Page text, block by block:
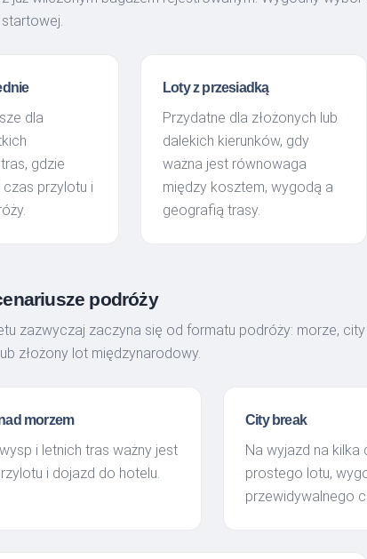
dla
gdzie
przylotu i
Loty z przesiadką
Przydatne dla złożonych lub
dalekich kierunków, gdy
ważna jest równowaga
między kosztem, wygodą a
geografią trasy.
podróży
zazwyczaj zaczyna się od formatu podróży: morze,
złożony lot międzynarodowy.
morzem
i letnich tras ważny jest
i dojazd do hotelu.
City break
Na wyjazd na kilka
prostego lotu,
przewidywalnego